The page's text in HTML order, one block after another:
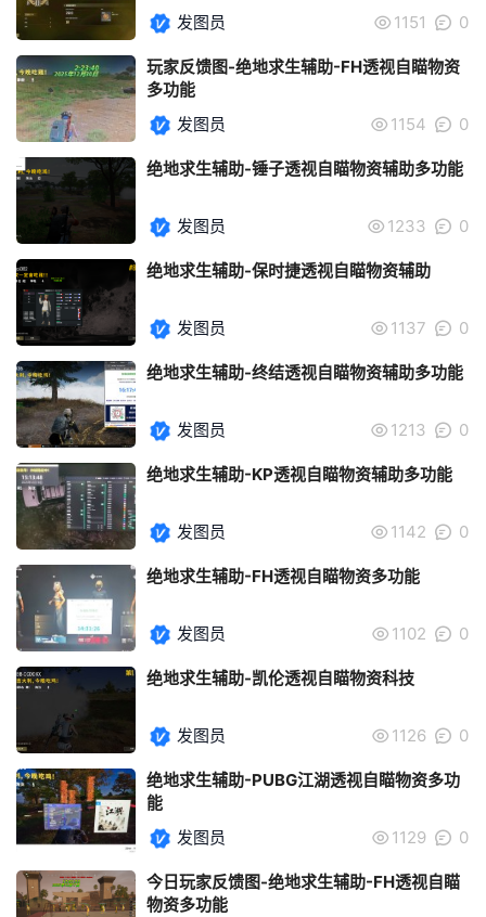
发图员
1151 0
玩家反馈图-绝地求生辅助-FH透视自瞄物资
多功能
发图员
1154 0
绝地求生辅助-锤子透视自瞄物资辅助多功能
发图员 1233 0
绝地求生辅助-保时捷透视自瞄物资辅助
发图员 1137 0
绝地求生辅助-终结透视自瞄物资辅助多功能
发图员 1213 0
绝地求生辅助-KP透视自瞄物资辅助多功能
发图员 1142 0
绝地求生辅助-FH透视自瞄物资多功能
发图员 1102 0
绝地求生辅助-凯伦透视自瞄物资科技
发图员 1126 0
绝地求生辅助-PUBG江湖透视自瞄物资多功
能
发图员
1129 0
今日玩家反馈图-绝地求生辅助-FH透视自瞄
物资多功能